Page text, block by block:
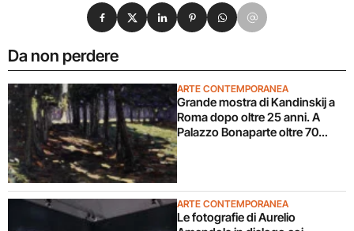
Da non perdere
ARTE CONTEMPORANEA
Grande mostra di Kandinskij a
Roma dopo oltre 25 anni. A
Palazzo Bonaparte oltre 70
ARTE CONTEMPORANEA
Le fotografie di Aurelio
Condividi su Facebook
Condividi su X
Condividi su LinkedIn
Condividi su Pinterest
Condividi su WhatsApp
Condividi su Email